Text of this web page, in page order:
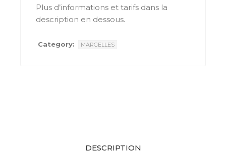
Plus d’informations et tarifs dans la
description en dessous.
Category: MARGELLES
DESCRIPTION